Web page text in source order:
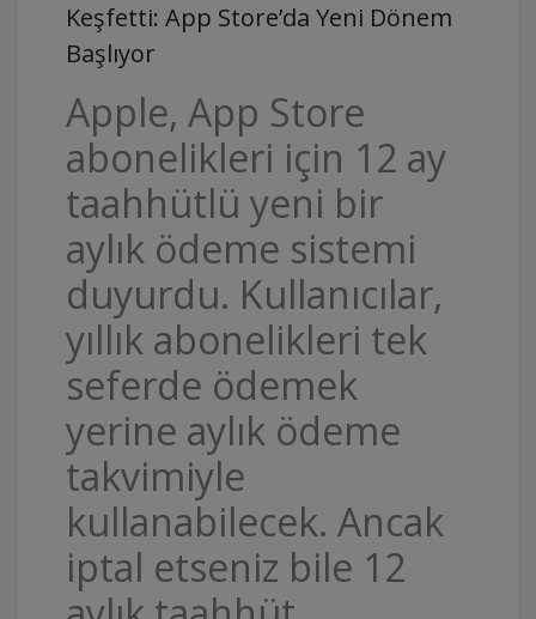
Keşfetti: App Store’da Yeni Dönem
Başlıyor
Apple, App Store
abonelikleri için 12 ay
taahhütlü yeni bir
aylık ödeme sistemi
duyurdu. Kullanıcılar,
yıllık abonelikleri tek
seferde ödemek
yerine aylık ödeme
takvimiyle
kullanabilecek. Ancak
iptal etseniz bile 12